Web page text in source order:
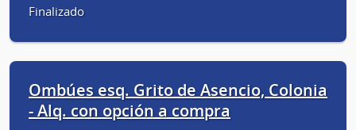
Finalizado
Ombúes esq. Grito de Asencio, Colonia
- Alq. con opción a compra